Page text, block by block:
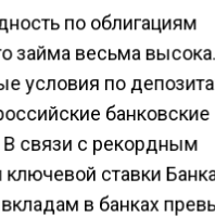
по облигациям
займа весьма
условия по
банковские
В связи с рекордным
ставки
в банках